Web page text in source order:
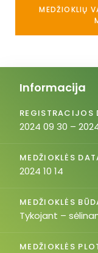
MEDŽIOKLIŲ
Informacija
REGISTRACIJOS
2024 09 30 –
MEDŽIOKLĖS
2024 10 14
MEDŽIOKLĖS
Tykojant –
MEDŽIOKLĖS